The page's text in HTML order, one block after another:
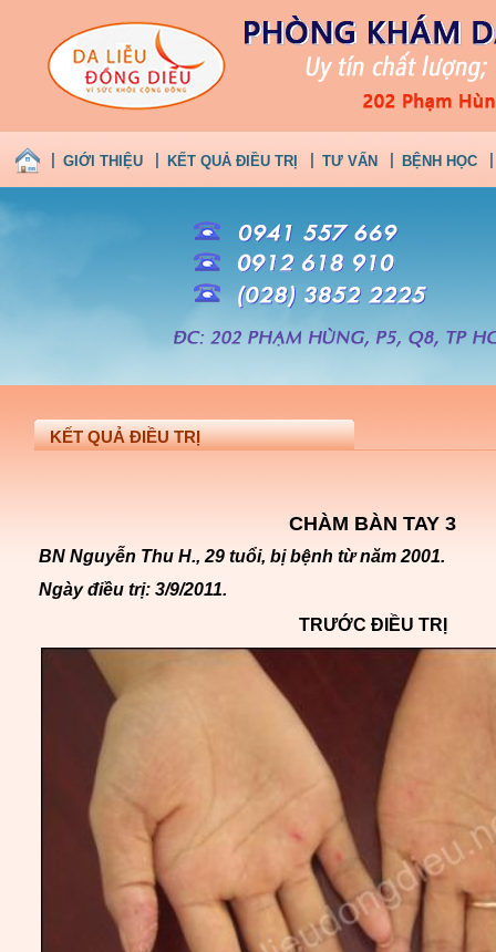
GIỚI THIỆU KẾT QUẢ ĐIỀU TRỊ TƯ VẤN BỆNH HỌC
KẾT QUẢ ĐIỀU TRỊ
CHÀM BÀN TAY 3
BN Nguyễn Thu H., 29 tuổi, bị bệnh từ năm 2001.
Ngày điều trị: 3/9/2011.
TRƯỚC ĐIỀU TRỊ